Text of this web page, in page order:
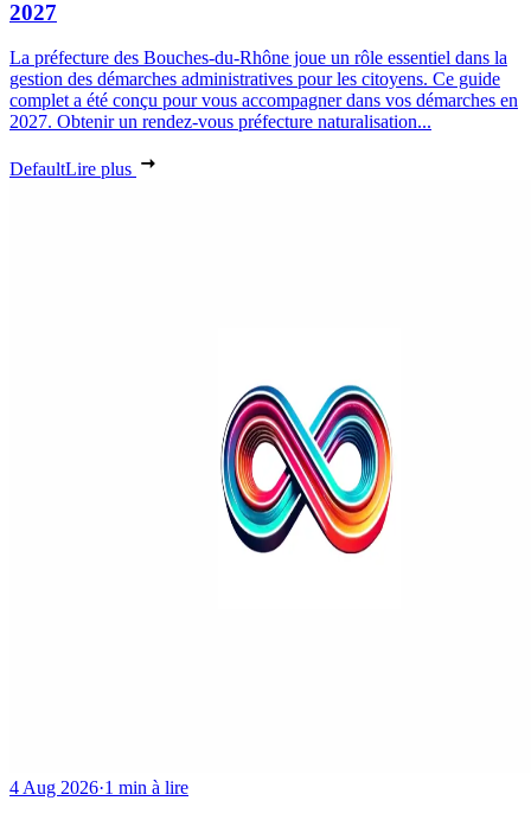
2027
La préfecture des Bouches-du-Rhône joue un rôle essentiel dans la
gestion des démarches administratives pour les citoyens. Ce guide
complet a été conçu pour vous accompagner dans vos démarches en
2027. Obtenir un rendez-vous préfecture naturalisation...
DefaultLire plus
4 Aug 2026·1 min à lire